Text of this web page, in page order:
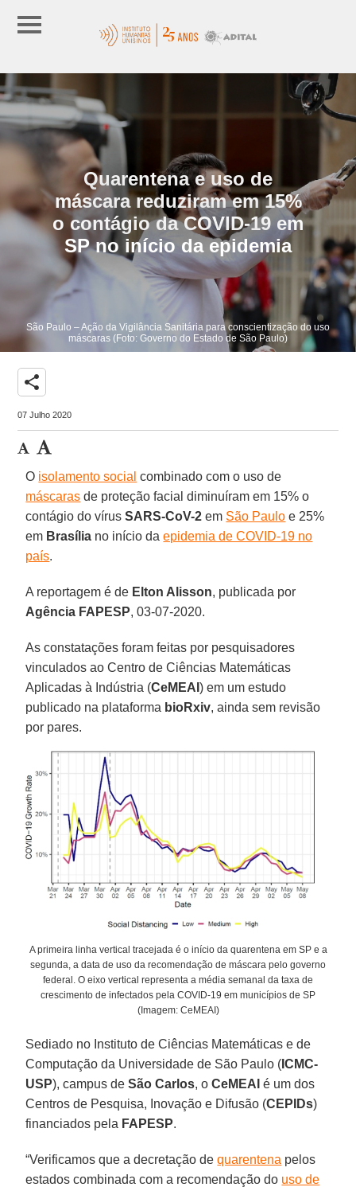
Quarentena e uso de
máscara reduziram em 15%
o contágio da COVID-19 em
SP no início da epidemia
São Paulo – Ação da Vigilância Sanitária para conscientização do uso
máscaras (Foto: Governo do Estado de São Paulo)
share
07 Julho 2020
O isolamento social combinado com o uso de
máscaras de proteção facial diminuíram em 15% o
contágio do vírusSARS-CoV-2 em São Paulo e 25%
em Brasília no início daepidemia de COVID-19 no
país.
A reportagem é de Elton Alisson, publicada por
Agência FAPESP, 03-07-2020.
As constatações foram feitas por pesquisadores
vinculados ao Centro de Ciências Matemáticas
Aplicadas à Indústria (CeMEAI) em um estudo
publicado na plataforma bioRxiv, ainda sem revisão
por pares.
A primeira linha vertical tracejada é o início da quarentena em SP e a
segunda, a data de uso da recomendação de máscara pelo governo
federal. O eixo vertical representa a média semanal da taxa de
crescimento de infectados pela COVID-19 em municípios de SP
(Imagem: CeMEAI)
Sediado no Instituto de Ciências Matemáticas e de
Computação da Universidade de São Paulo ( ICMC-
USP), campus deSão Carlos, oCeMEAI é um dos
Centros de Pesquisa, Inovação e Difusão (CEPIDs)
financiados pela FAPESP.
“Verificamos que a decretação dequarentena pelos
estados combinada com a recomendação do uso de